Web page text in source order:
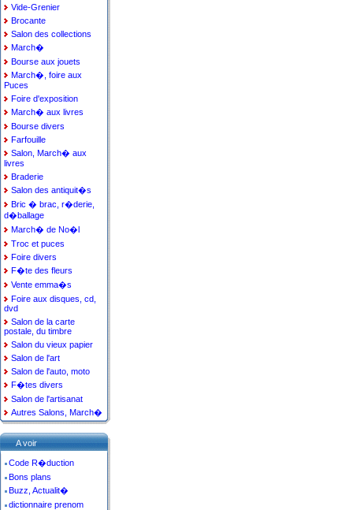
Vide-Grenier
Brocante
Salon des collections
March�
Bourse aux jouets
March�, foire aux
Puces
Foire d'exposition
March� aux livres
Bourse divers
Farfouille
Salon, March� aux
livres
Braderie
Salon des antiquit�s
Bric � brac, r�derie,
d�ballage
March� de No�l
Troc et puces
Foire divers
F�te des fleurs
Vente emma�s
Foire aux disques, cd,
dvd
Salon de la carte
postale, du timbre
Salon du vieux papier
Salon de l'art
Salon de l'auto, moto
F�tes divers
Salon de l'artisanat
Autres Salons, March�
A voir
Code R�duction
Bons plans
Buzz, Actualit�
dictionnaire prenom